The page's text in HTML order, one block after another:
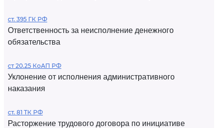
ст. 395 ГК РФ
Ответственность за неисполнение денежного
обязательства
ст 20.25 КоАП РФ
Уклонение от исполнения административного
наказания
ст. 81 ТК РФ
Расторжение трудового договора по инициативе